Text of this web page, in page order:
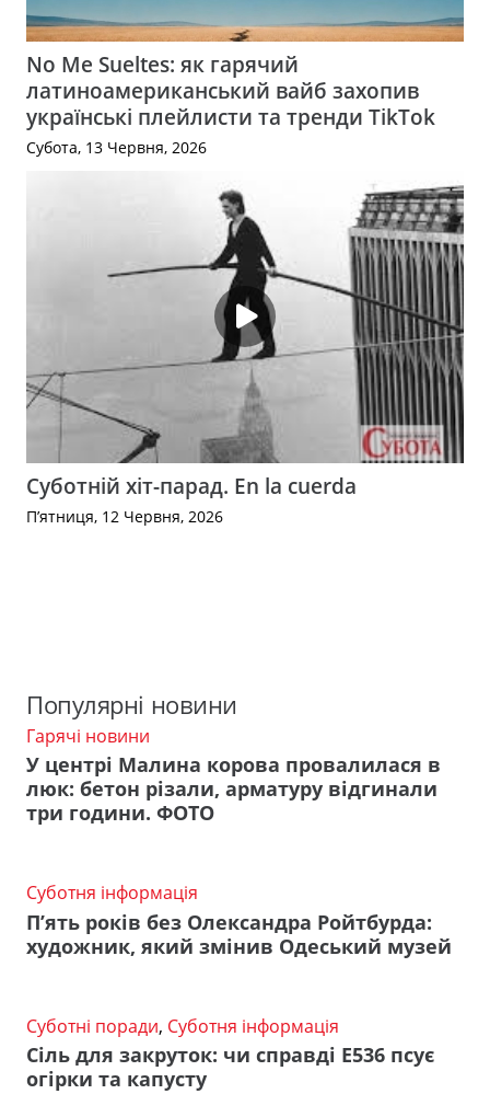
No Me Sueltes: як гарячий
латиноамериканський вайб захопив
українські плейлисти та тренди TikTok
Субота, 13 Червня, 2026
Суботній хіт-парад. En la cuerda
П’ятниця, 12 Червня, 2026
Популярні новини
Гарячі новини
У центрі Малина корова провалилася в
люк: бетон різали, арматуру відгинали
три години. ФОТО
Суботня інформація
П’ять років без Олександра Ройтбурда:
художник, який змінив Одеський музей
Суботні поради, Суботня інформація
Сіль для закруток: чи справді Е536 псує
огірки та капусту